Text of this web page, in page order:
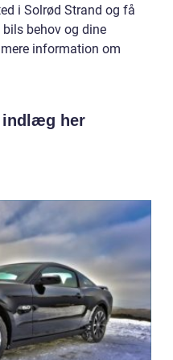
i Solrød Strand og få
behov og dine
information om
her